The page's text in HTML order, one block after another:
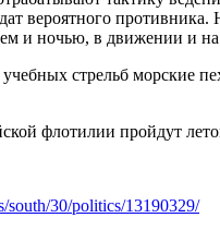
вероятного
и ночью, в движении и
учебных стрельб морские
флотилии пройдут
south/30/politics/13190329/